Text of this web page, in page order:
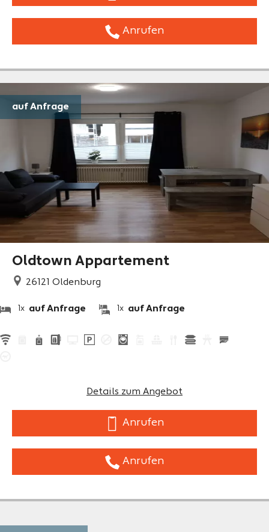
Anrufen
Oldtown Appartement
26121 Oldenburg
1x auf Anfrage 1x auf Anfrage
Details zum Angebot
Anrufen
Anrufen
auf Anfrage